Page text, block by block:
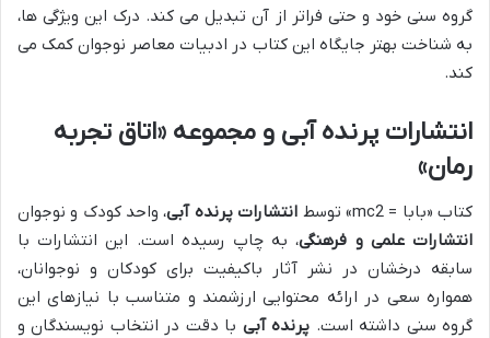
گروه سنی خود و حتی فراتر از آن تبدیل می کند. درک این ویژگی ها،
به شناخت بهتر جایگاه این کتاب در ادبیات معاصر نوجوان کمک می
کند.
انتشارات پرنده آبی و مجموعه «اتاق تجربه
رمان»
کتاب «بابا = mc2» توسط انتشارات پرنده آبی، واحد کودک و نوجوان
انتشارات علمی و فرهنگی، به چاپ رسیده است. این انتشارات با
سابقه درخشان در نشر آثار باکیفیت برای کودکان و نوجوانان،
همواره سعی در ارائه محتوایی ارزشمند و متناسب با نیازهای این
گروه سنی داشته است. پرنده آبی با دقت در انتخاب نویسندگان و